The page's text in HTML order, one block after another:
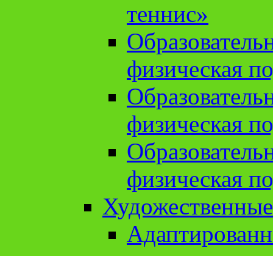
теннис»
физическая
физическая
физическая
Художественные